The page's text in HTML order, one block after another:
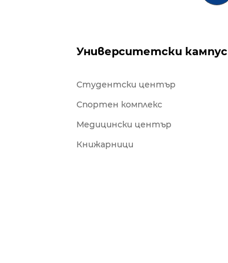
Университетски кампус
Студентски център
Спортен комплекс
Медицински център
Книжарници